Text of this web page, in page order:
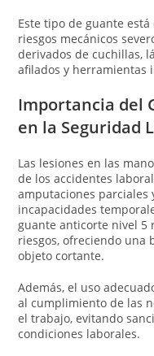
Este tipo de guante
riesgos mecánicos
derivados de cuchillas,
afilados y herramientas
Importancia del
en la Seguridad
Las lesiones en las
de los accidentes
amputaciones
incapacidades
guante anticorte nivel 5
riesgos, ofreciendo una
objeto cortante.
Además, el uso
al cumplimiento de las
el trabajo, evitando
condiciones laborales.